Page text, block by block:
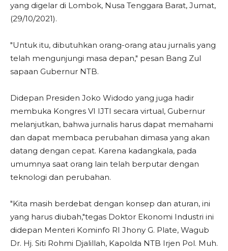
yang digelar di Lombok, Nusa Tenggara Barat, Jumat,
(29/10/2021).
"Untuk itu, dibutuhkan orang-orang atau jurnalis yang
telah mengunjungi masa depan," pesan Bang Zul
sapaan Gubernur NTB.
Didepan Presiden Joko Widodo yang juga hadir
membuka Kongres VI IJTI secara virtual, Gubernur
melanjutkan, bahwa jurnalis harus dapat memahami
dan dapat membaca perubahan dimasa yang akan
datang dengan cepat. Karena kadangkala, pada
umumnya saat orang lain telah berputar dengan
teknologi dan perubahan.
"Kita masih berdebat dengan konsep dan aturan, ini
yang harus diubah,"tegas Doktor Ekonomi Industri ini
didepan Menteri Kominfo RI Jhony G. Plate, Wagub
Dr. Hj. Siti Rohmi Djalillah, Kapolda NTB Irjen Pol. Muh.